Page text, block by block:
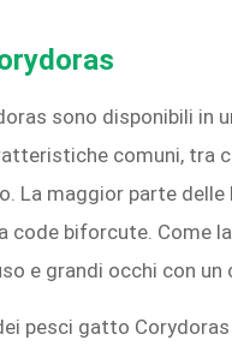
sono disponibili in
comuni, tra
La maggior parte
code biforcute. Come
e grandi occhi con
pesci gatto